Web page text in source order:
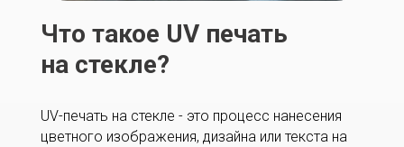
Что такое UV печать
на стекле?
UV-печать на стекле - это процесс нанесения
цветного изображения, дизайна или текста на